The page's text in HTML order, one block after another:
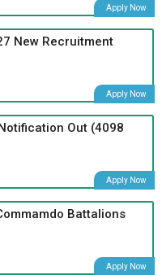
Apply Now
New Recruitment
Apply Now
Out (4098
Apply Now
Battalions
Apply Now